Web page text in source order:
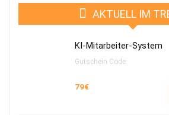
AKTUELL IM
KI-Mitarbeiter-System
Gutschein Code:
79€